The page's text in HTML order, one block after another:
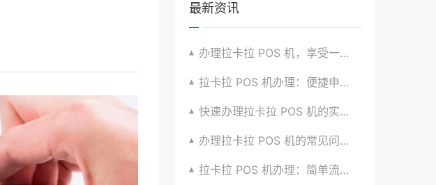
最新资讯
办理拉卡拉 POS 机，享受一站式支付服务的秘密
拉卡拉 POS 机办理：便捷申请，快速安装使用啦
快速办理拉卡拉 POS 机的实用技巧分享超干货
办理拉卡拉 POS 机的常见问题及解决办法汇总
拉卡拉 POS 机办理：简单流程，高效服务超贴心